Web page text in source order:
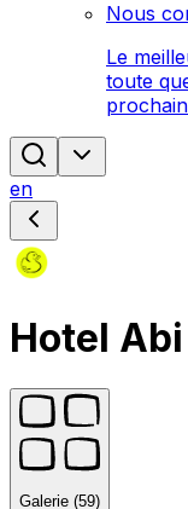
Nous
Le
toute
en
Hotel
Galerie (59)